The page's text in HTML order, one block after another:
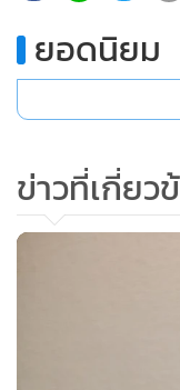
- ปัจจัยฉุดที่มีอิทธิพล
ต่อสถานการณ์ระบาด
นักลงทุนบุคคลปรับเพิ่
ระดับสูงสุดตั้งแต่เริ่
ทรัพย์ปรับลด 6.7%
ประเทศปรับเพิ่ม
ต่างชาติ ปรับเพิ่ม
นายไพบูลย์ ระบุว่า ใ
ยอดนิยม
ข่าวที่เกี่ยว